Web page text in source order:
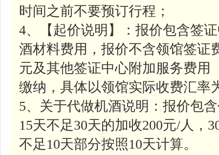
时间之前不要预订行程；
4、【起价说明】：报价包含签
酒材料费用，报价不含领馆签证
元及其他签证中心附加服务费用
缴纳，具体以领馆实际收费汇率
5、关于代做机酒说明：报价包
15天不足30天的加收200元/人，
不足10天部分按照10天计算。